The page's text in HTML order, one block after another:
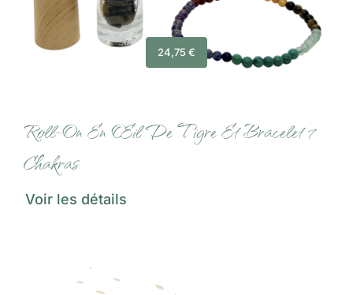
24,75 €
Roll-On En Œil De Tigre Et Bracelet 7
Chakras
Voir les détails